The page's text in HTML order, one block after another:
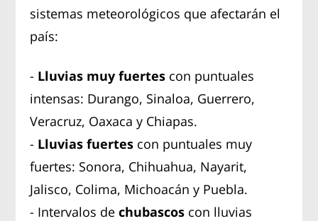
sistemas meteorológicos que afectarán el
país:
- Lluvias muy fuertes con puntuales
intensas: Durango, Sinaloa, Guerrero,
Veracruz, Oaxaca y Chiapas.
- Lluvias fuertes con puntuales muy
fuertes: Sonora, Chihuahua, Nayarit,
Jalisco, Colima, Michoacán y Puebla.
- Intervalos dechubascos con lluvias